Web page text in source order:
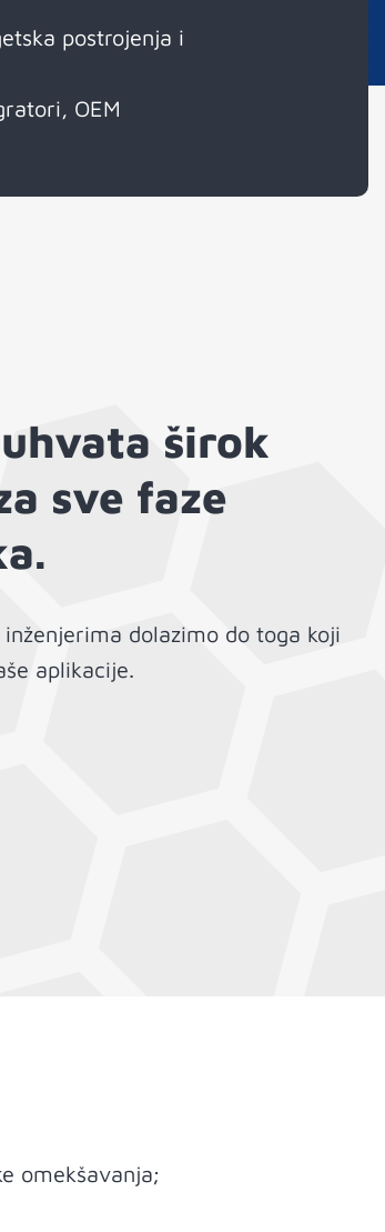
postrojenja i
OEM
širok
sve faze
dolazimo do toga koji
aplikacije.
omekšavanja;